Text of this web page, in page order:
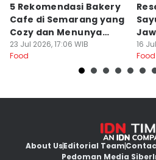
5 Rekomendasi Bakery
Cafe di Semarang yang
Cozy dan Menunya
Yummy
23 Jul 2026, 17:06 WIB
Food
16
Food
About UsEditorial Team
Pedoman Media Siber